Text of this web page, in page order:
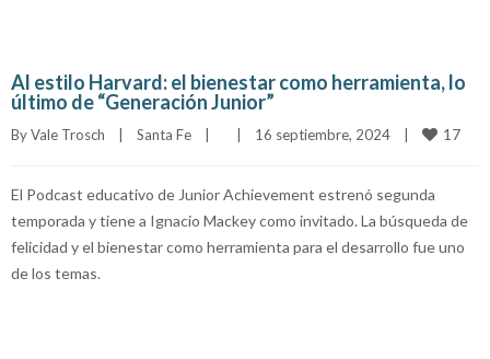
Al estilo Harvard: el bienestar como herramienta, lo
último de “Generación Junior”
By Vale Trosch Santa Fe 16 septiembre, 2024 17
El Podcast educativo de Junior Achievement estrenó segunda
temporada y tiene a Ignacio Mackey como invitado. La búsqueda de
felicidad y el bienestar como herramienta para el desarrollo fue uno
de los temas.